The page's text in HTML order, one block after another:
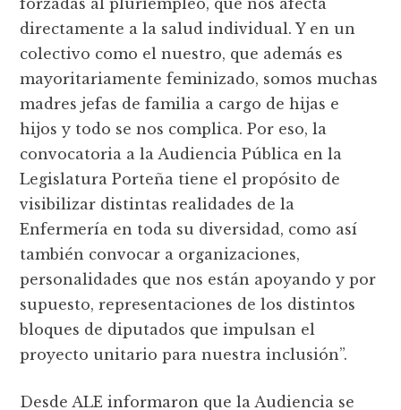
forzadas al pluriempleo, que nos afecta
directamente a la salud individual. Y en un
colectivo como el nuestro, que además es
mayoritariamente feminizado, somos muchas
madres jefas de familia a cargo de hijas e
hijos y todo se nos complica. Por eso, la
convocatoria a la Audiencia Pública en la
Legislatura Porteña tiene el propósito de
visibilizar distintas realidades de la
Enfermería en toda su diversidad, como así
también convocar a organizaciones,
personalidades que nos están apoyando y por
supuesto, representaciones de los distintos
bloques de diputados que impulsan el
proyecto unitario para nuestra inclusión”.
Desde ALE informaron que la Audiencia se